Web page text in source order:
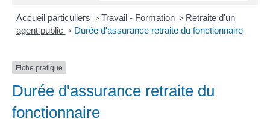
Accueil particuliers > Travail - Formation > Retraite d'un
agent public
> Durée d'assurance retraite du fonctionnaire
Fiche pratique
Durée d'assurance retraite du
fonctionnaire